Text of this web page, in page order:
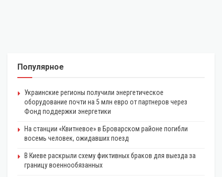
Популярное
Украинские регионы получили энергетическое
оборудование почти на 5 млн евро от партнеров через
Фонд поддержки энергетики
На станции «Квитневое» в Броварском районе погибли
восемь человек, ожидавших поезд
В Киеве раскрыли схему фиктивных браков для выезда за
границу военнообязанных